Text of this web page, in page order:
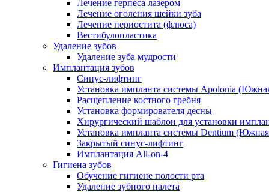
Лечение герпеса лазером
Лечение оголения шейки зуба
Лечение периостита (флюса)
Вестибулопластика
Удаление зубов
Удаление зуба мудрости
Имплантация зубов
Синус-лифтинг
Установка импланта системы Apolonia
Расщепление костного гребня
Установка формирователя десны
Хирургический шаблон для установки
Установка импланта системы Dentium
Закрытый синус-лифтинг
Имплантация All-on-4
Гигиена зубов
Обучение гигиене полости рта
Удаление зубного налета